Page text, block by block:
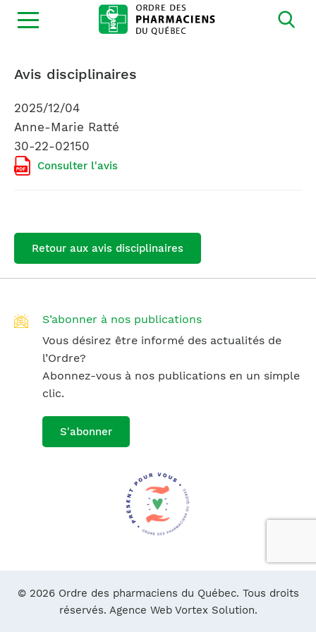
Ouvrir
la
Avis disciplinaires
2025/12/04
Anne-Marie Ratté
30-22-02150
Consulter l'avis
Retour aux avis disciplinaires
S’abonner à nos publications
Vous désirez être informé des actualités de
l’Ordre?
Abonnez-vous à nos publications en un simple
clic.
S'abonner
© 2026 Ordre des pharmaciens du Québec. Tous droits
réservés. Agence Web Vortex Solution.